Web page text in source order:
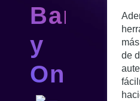
y
Online
de